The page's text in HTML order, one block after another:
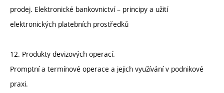
prodej. Elektronické bankovnictví – principy a užití
elektronických platebních prostředků
12. Produkty devizových operací.
Promptní a termínové operace a jejich využívání v podnikové
praxi.